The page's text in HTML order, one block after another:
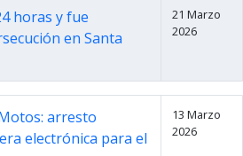
horas y fue
en Santa
21 Marzo
2026
arresto
electrónica para el
13 Marzo
2026